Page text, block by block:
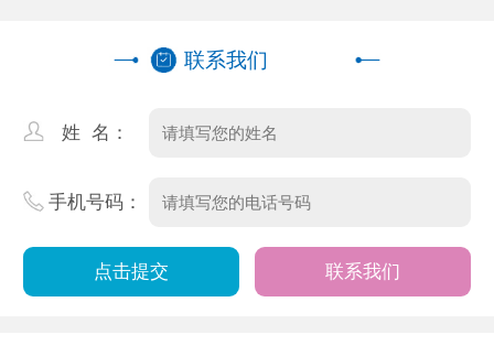
联系我们
姓 名：
手机号码：
联系我们